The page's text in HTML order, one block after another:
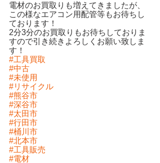
電材のお買取りも増えてきましたが、
この様なエアコン用配管等もお待ちし
ております！
2分3分のお買取りもお待ちしておりま
すので引き続きよろしくお願い致しま
す！
#工具買取
#中古
#未使用
#リサイクル
#熊谷市
#深谷市
#太田市
#行田市
#桶川市
#北本市
#工具販売
#電材